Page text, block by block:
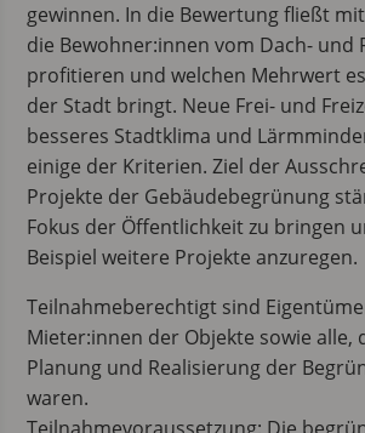
gewinnen. In die Bewertung fließt
die Bewohner:innen vom Dach- und
profitieren und welchen Mehrwert
der Stadt bringt. Neue Frei- und
besseres Stadtklima und
einige der Kriterien. Ziel der
Projekte der Gebäudebegrünung
Fokus der Öffentlichkeit zu bringen
Beispiel weitere Projekte anzuregen.
Teilnahmeberechtigt sind
Mieter:innen der Objekte sowie alle,
Planung und Realisierung der
waren.